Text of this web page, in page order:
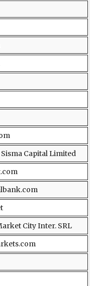
Capital Limited
City Inter. SRL